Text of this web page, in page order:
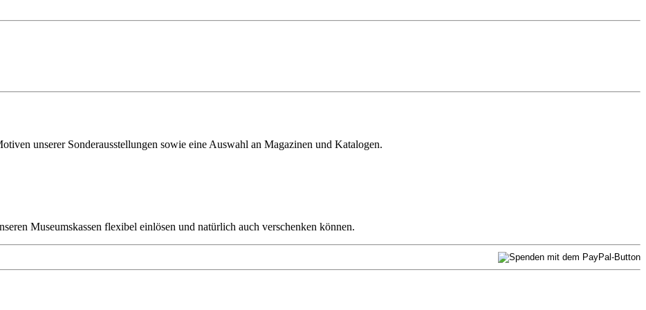
unserer Sonderausstellungen sowie eine Auswahl an Magazinen und Katalogen.
Museumskassen flexibel einlösen und natürlich auch verschenken können.